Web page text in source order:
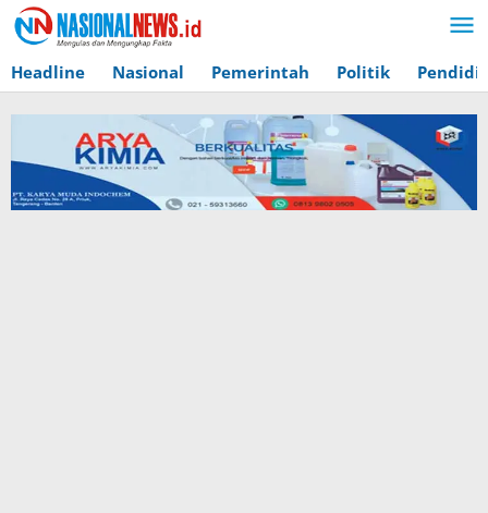
Lewati
ke
konten
Headline Nasional Pemerintah Politik